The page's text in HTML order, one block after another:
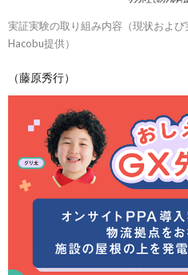
実証実験の取り組み内容（現状およ
Hacobu提供）
（藤原秀行）